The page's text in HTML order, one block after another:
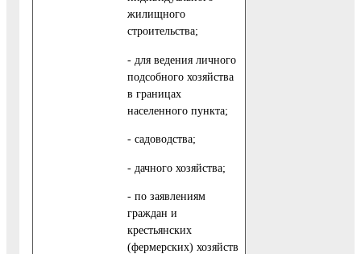
жилищного
строительства;
- для ведения личного
подсобного хозяйства
в границах
населенного пункта;
- садоводства;
- дачного хозяйства;
- по заявлениям
граждан и
крестьянских
(фермерских) хозяйств